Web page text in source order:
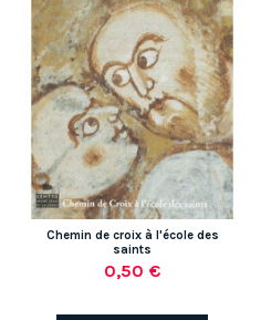
Chemin de croix à l'école des
saints
0,50 €